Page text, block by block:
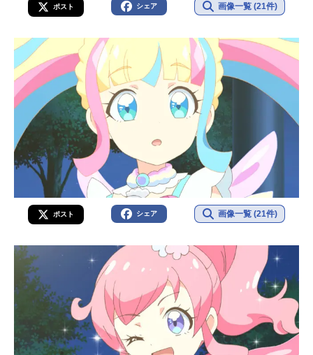
ポスト シェア 画像一覧 (21件)
ポスト シェア 画像一覧 (21件)